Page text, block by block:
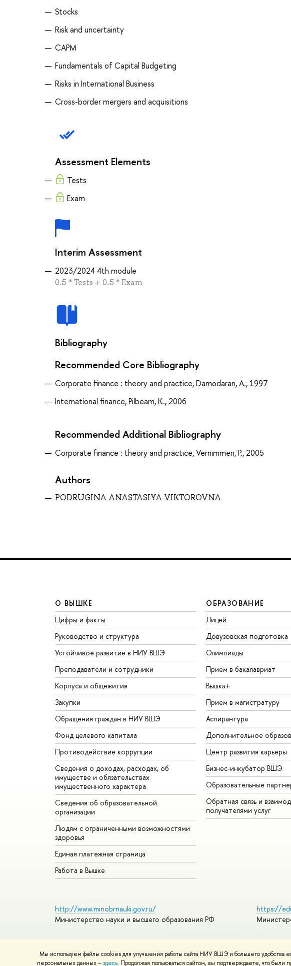
Мы используем файлы cookies для улучшения работы сайта НИУ ВШЭ и большего удобства
персональных данных –здесь. Продолжая пользоваться сайтом, вы подтверждаете, что
Stocks
Risk and uncertainty
CAPM
Fundamentals of Capital Budgeting
Risks in International Business
Cross-border mergers and acquisitions
Assessment Elements
Tests
Exam
Interim Assessment
2023/2024 4th module
0.5 * Tests + 0.5 * Exam
Bibliography
Recommended Core Bibliography
Corporate finance : theory and practice, Damodaran, A., 1997
International finance, Pilbeam, K., 2006
Recommended Additional Bibliography
Corporate finance : theory and practice, Vernimmen, P., 2005
Authors
PODRUGINA ANASTASIYA VIKTOROVNA
О ВЫШКЕ
Цифры и факты
Руководство и структура
Устойчивое развитие в НИУ ВШЭ
Преподаватели и сотрудники
Корпуса и общежития
Закупки
Обращения граждан в НИУ ВШЭ
Фонд целевого капитала
Противодействие коррупции
Сведения о доходах, расходах, об
имуществе и обязательствах
имущественного характера
Сведения об образовательной
организации
Людям с ограниченными возможностями
здоровья
Единая платежная страница
Работа в Вышке
ОБРАЗОВАНИЕ
Лицей
Довузовская подготовка
Олимпиады
Прием в бакалавриат
Вышка+
Прием в магистратуру
Аспирантура
Дополнительное
Центр развития карьеры
Бизнес-инкубатор ВШЭ
Образовательные
Обратная связь и
получателями услуг
http://www.minobrnauki.gov.ru/
Министерство науки и высшего образования РФ
https://
© НИУ ВШЭ 1993–2026 Адреса и контакты Условия использования